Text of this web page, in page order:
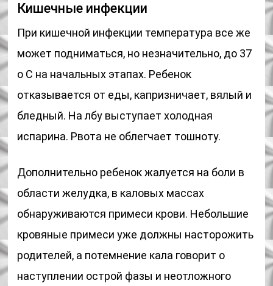
Кишечные инфекции
При кишечной инфекции температура все же
может подниматься, но незначительно, до 37
о С на начальных этапах. Ребенок
отказывается от еды, капризничает, вялый и
бледный. На лбу выступает холодная
испарина. Рвота не облегчает тошноту.
Дополнительно ребенок жалуется на боли в
области желудка, в каловых массах
обнаруживаются примеси крови. Небольшие
кровяные примеси уже должны насторожить
родителей, а потемнение кала говорит о
наступлении острой фазы и неотложного